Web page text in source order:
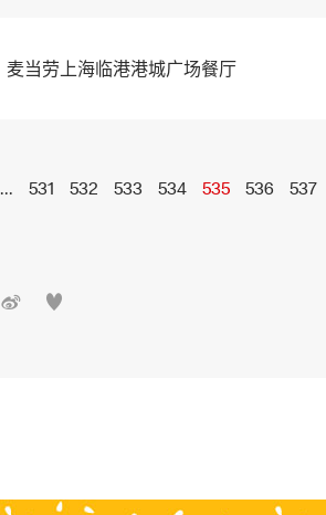
麦当劳上海临港港城广场餐厅
... 531 532 533 534 535 536 537
 